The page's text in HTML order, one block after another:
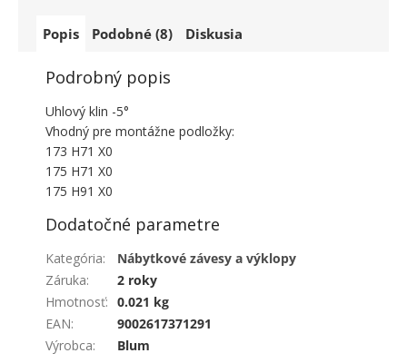
Popis Podobné (8) Diskusia
Podrobný popis
Uhlový klin -5°
Vhodný pre montážne podložky:
173 H71 X0
175 H71 X0
175 H91 X0
Dodatočné parametre
Kategória:
Nábytkové závesy a výklopy
Záruka:
2 roky
Hmotnosť: 0.021 kg
EAN:
9002617371291
Výrobca: Blum